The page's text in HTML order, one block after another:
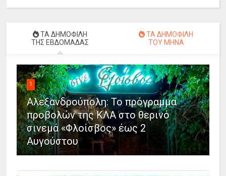
ΤΑ ΔΗΜΟΦΙΛΗ
ΤΗΣ ΕΒΔΟΜΑΔΑΣ
ΤΑ ΔΗΜΟΦΙΛΗ
ΤΟΥ ΜΗΝΑ
1
Αλεξανδρούπολη: Το πρόγραμμα
προβολών της ΚΛΑ στο θερινό
σινεμά «Φλοίσβος» έως 2
Αυγούστου